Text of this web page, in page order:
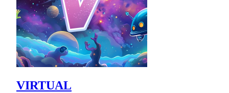
VIRTUAL